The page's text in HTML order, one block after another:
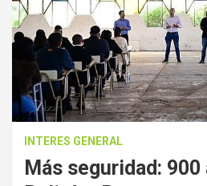
INTERES GENERAL
Más seguridad: